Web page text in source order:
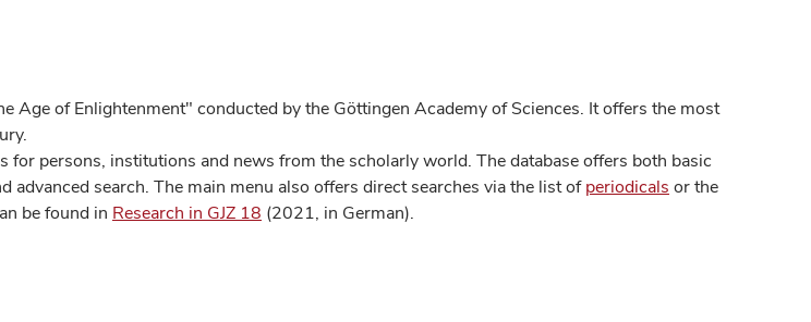
Age of Enlightenment" conducted by the Göttingen Academy of Sciences. It offers the most
persons, institutions and news from the scholarly world. The database offers both basic
search. The main menu also offers direct searches via the list ofperiodicals or the
be found in Research in GJZ 18 (2021, in German).